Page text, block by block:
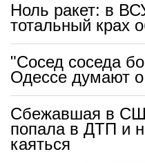
Ноль ракет: в
тотальный крах
"Сосед соседа
Одессе думают о
Сбежавшая в
попала в ДТП и
каяться